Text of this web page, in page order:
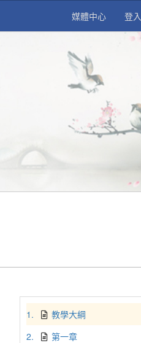
媒體中心 登入
1.
教學大綱
2.
第一章